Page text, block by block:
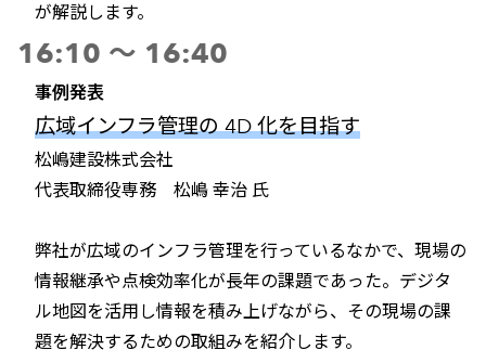
が解説します。
16:10 ～ 16:40
事例発表
広域インフラ管理の 4D 化を目指す
松嶋建設株式会社
代表取締役専務 松嶋 幸治 氏
弊社が広域のインフラ管理を行っているなかで、現場の
情報継承や点検効率化が長年の課題であった。デジタ
ル地図を活用し情報を積み上げながら、その現場の課
題を解決するための取組みを紹介します。